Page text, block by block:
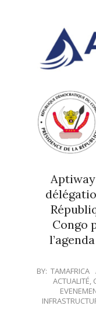
Congo
2025-
11
BY: TAMAFRICA
ACTUALITÉ,